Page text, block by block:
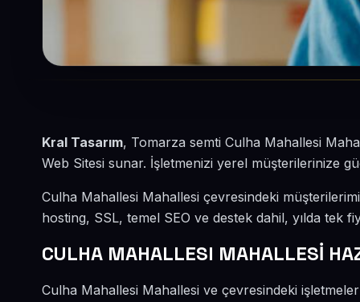
Kral Tasarım, Tomarza semti Culha Mahallesi
Web Sitesi sunar. İşletmenizi yerel müşterilerinize
Culha Mahallesi Mahallesi çevresindeki
hosting, SSL, temel SEO ve destek dahil, yılda tek
CULHA MAHALLESI MAHALLESİ
Culha Mahallesi Mahallesi ve çevresindeki